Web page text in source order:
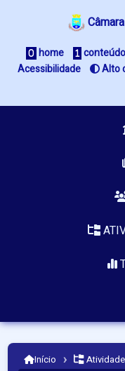
home conteúdo
Acessibilidade
Alto
Início ›